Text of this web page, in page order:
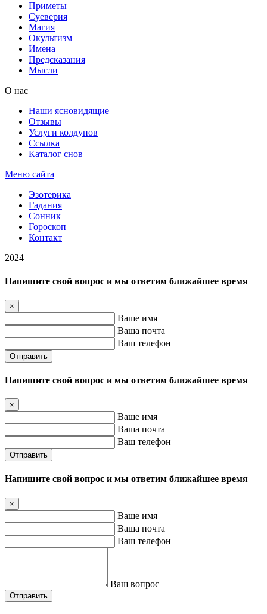
Приметы
Суеверия
Магия
Окультизм
Имена
Предсказания
Мысли
О нас
Наши ясновидящие
Отзывы
Услуги колдунов
Ссылка
Каталог снов
Меню сайта
Эзотерика
Гадания
Сонник
Гороскоп
Контакт
2024
Напишите свой вопрос и мы ответим ближайшее время
×
Ваше имя
Ваша почта
Ваш телефон
Отправить
Напишите свой вопрос и мы ответим ближайшее время
×
Ваше имя
Ваша почта
Ваш телефон
Отправить
Напишите свой вопрос и мы ответим ближайшее время
×
Ваше имя
Ваша почта
Ваш телефон
Ваш вопрос
Отправить